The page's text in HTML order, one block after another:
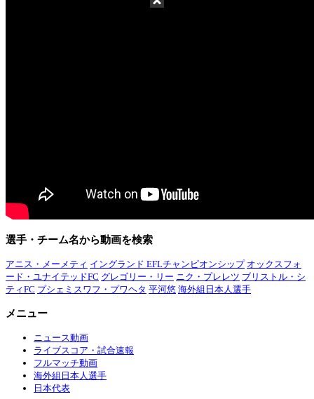
選手・チーム名から動画を検索
アニス・メーメティ イングランド EFLチャンピオンシップ オックスフォ
ード・ユナイテッドFC グレゴリー・リー ニク・プレレツ ブリストル・シ
ティFC プシェミスワフ・プワヘタ 平河悠 海外組日本人選手
メニュー
ニュース動画
ライブスコア・試合速報
フルマッチ動画
海外組日本人選手
日本代表